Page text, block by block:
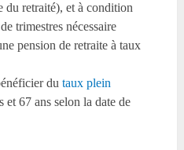
du retraité), et à condition
trimestres nécessaire
pension de retraite à taux
du taux plein
et 67 ans selon la date de